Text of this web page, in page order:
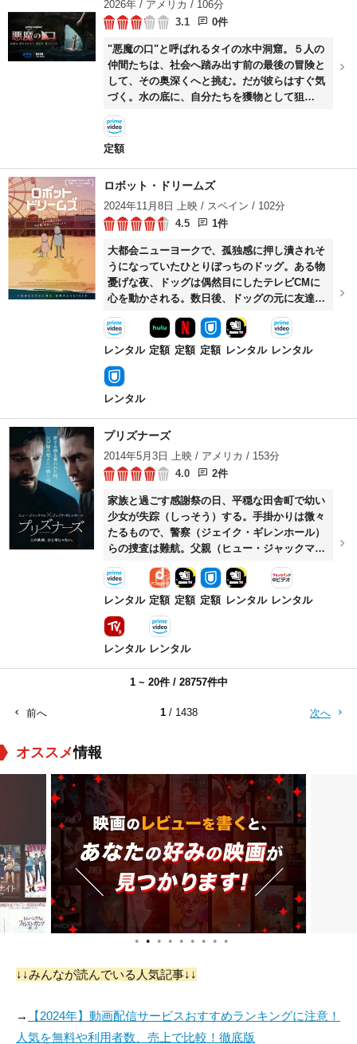
2026年 / アメリカ / 106分
3.1
0件
"悪魔の口"と呼ばれるタイの水中洞窟。５人の
仲間たちは、社会へ踏み出す前の最後の冒険と
して、その奥深くへと挑む。だが彼らはすぐ気
づく。水の底に、自分たちを獲物として狙
う"何か"がいることを。それは素早く、音も立
てず、死をもたらす。息苦しい闇の中で、仲間
への信頼は崩れ去り、パニックが広がってい
定額
ロボット・ドリームズ
2024年11月8日 上映 / スペイン / 102分
4.5
1件
大都会ニューヨークで、孤独感に押し潰されそ
うになっていたひとりぼっちのドッグ。ある物
憂げな夜、ドッグは偶然目にしたテレビCMに
心を動かされる。数日後、ドッグの元に友達ロ
ボットが配達される。セントラルパーク、エン
パイアステートビル、クイーンズボロ橋といっ
たニューヨークの名所を巡りながら、ドッグと
終わり、海水浴を楽しんだ帰りに、ロボットは
錆びて動けなくなり、ビーチも来年の夏まで閉
時間を過ごす。そして翌年の夏、ふたり
は……。
レンタル 定額 定額 定額 レンタル レンタル
レンタル
プリズナーズ
2014年5月3日 上映 / アメリカ / 153分
4.0
2件
家族と過ごす感謝祭の日、平穏な田舎町で幼い
少女が失踪（しっそう）する。手掛かりは微々
たるもので、警察（ジェイク・ギレンホール）
らの捜査は難航。父親（ヒュー・ジャックマ
ン）は、証拠不十分で釈放された容疑者（ポー
ル・ダノ）の証言に犯人であると確信し、自ら
がわが子を救出するためにある策を考えつく
レンタル 定額 定額 定額 レンタル レンタル
レンタル レンタル
1 ~ 20件 / 28757件中
前へ 1/ 1438 次へ
オススメ情報
● ● ● ● ● ● ● ● ●
↓↓みんなが読んでいる人気記事↓↓
→
【2024年】動画配信サービスおすすめランキングに注意！
人気を無料や利用者数、売上で比較！徹底版